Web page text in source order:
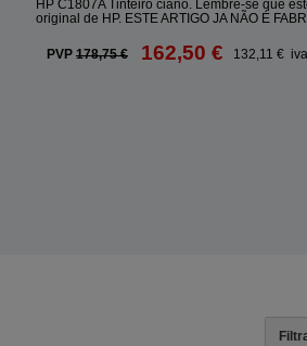
HP C1807A Tinteiro ciano. Lembre-se que
original de HP. ESTE ARTIGO JA NÃO É
PVP 178,75 € 162,50 € 132,11 €